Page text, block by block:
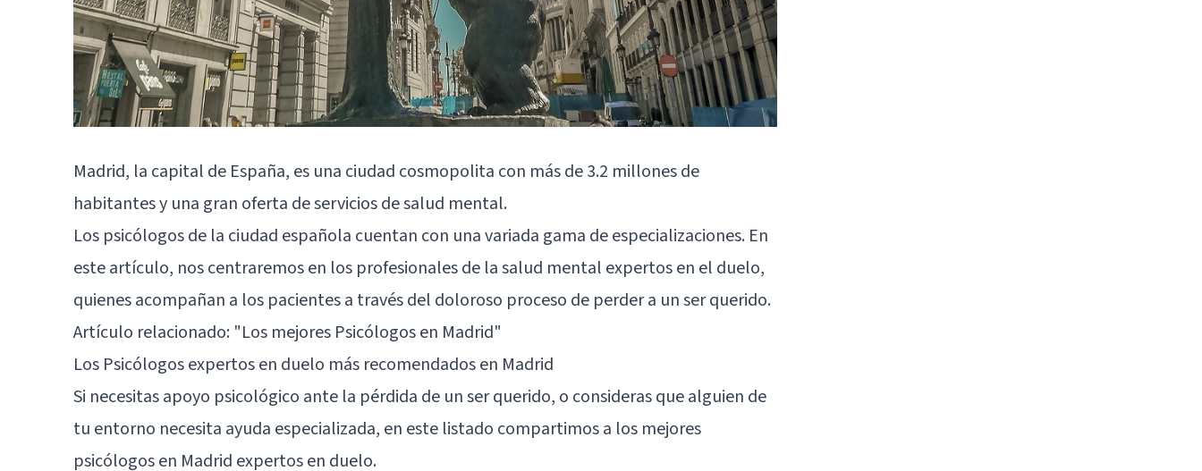
Madrid, la capital de España, es una ciudad cosmopolita con más de 3.2 millones de
habitantes y una gran oferta de servicios de salud mental.
Los psicólogos de la ciudad española cuentan con una variada gama de especializaciones. En
este artículo, nos centraremos en los profesionales de la salud mental expertos en el duelo,
quienes acompañan a los pacientes a través del doloroso proceso de perder a un ser querido.
Artículo relacionado: "Los mejores Psicólogos en Madrid"
Los Psicólogos expertos en duelo más recomendados en Madrid
Si necesitas apoyo psicológico ante la pérdida de un ser querido, o consideras que alguien de
tu entorno necesita ayuda especializada, en este listado compartimos a los mejores
psicólogos en Madrid expertos en duelo.